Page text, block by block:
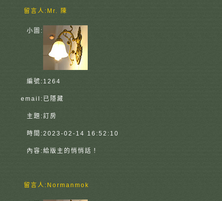
留言人: Mr. 陳
小圖:
編號: 1264
email: 已隱藏
主題:訂房
時間:2023-02-14 16:52:10
內容:給版主的悄悄話！
留言人: Normanmok